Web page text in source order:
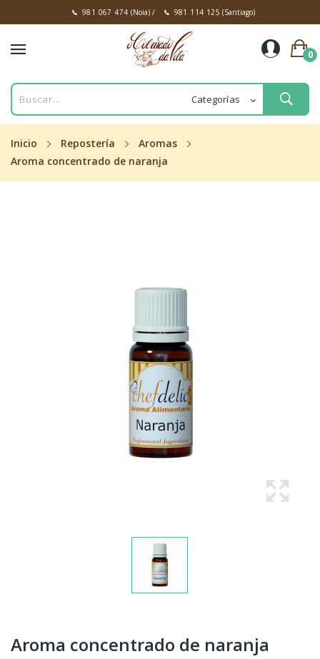
981 067 474 (Noia)/ 981 114 125 (Santiago)
0
Inicio Repostería
Aromas
Aroma concentrado de naranja
Aroma concentrado de naranja